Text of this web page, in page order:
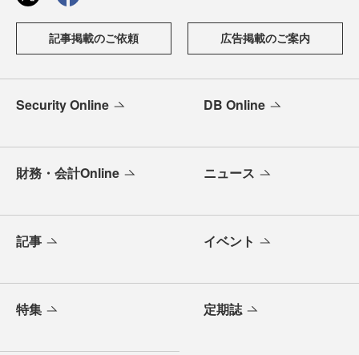
記事掲載のご依頼 広告掲載のご案内
Security Online DB Online
財務・会計Online ニュース
記事 イベント
特集 定期誌